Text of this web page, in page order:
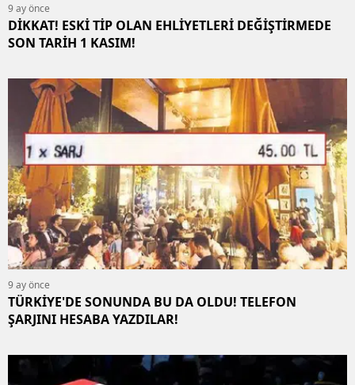
9 ay önce
DİKKAT! ESKİ TİP OLAN EHLİYETLERİ DEĞİŞTİRMEDE
SON TARİH 1 KASIM!
9 ay önce
TÜRKİYE'DE SONUNDA BU DA OLDU! TELEFON
ŞARJINI HESABA YAZDILAR!